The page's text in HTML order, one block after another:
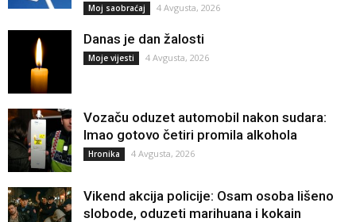
Moj saobraćaj 4 Avgusta, 2026
Danas je dan žalosti
Moje vijesti 4 Avgusta, 2026
Vozaču oduzet automobil nakon sudara:
Imao gotovo četiri promila alkohola
Hronika 4 Avgusta, 2026
Vikend akcija policije: Osam osoba lišeno
slobode, oduzeti marihuana i kokain